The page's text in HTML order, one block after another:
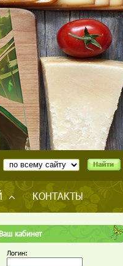
КОНТАКТЫ
Ваш кабинет
Логин: